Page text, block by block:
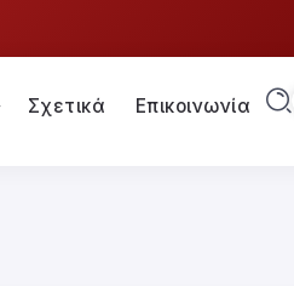
Σχετικά Επικοινωνία